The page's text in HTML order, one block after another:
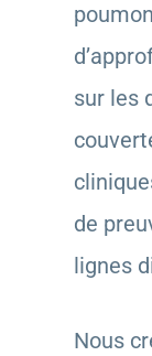
sur les
de
lignes
Nous